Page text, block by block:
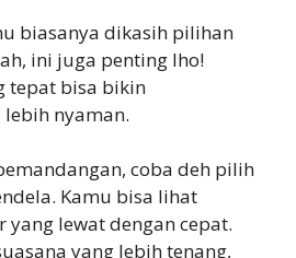
biasanya dikasih pilihan
ini juga penting lho!
tepat bisa bikin
nyaman.
coba deh pilih
Kamu bisa lihat
lewat dengan cepat.
yang lebih tenang,